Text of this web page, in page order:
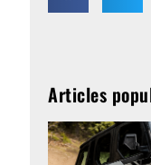
Articles